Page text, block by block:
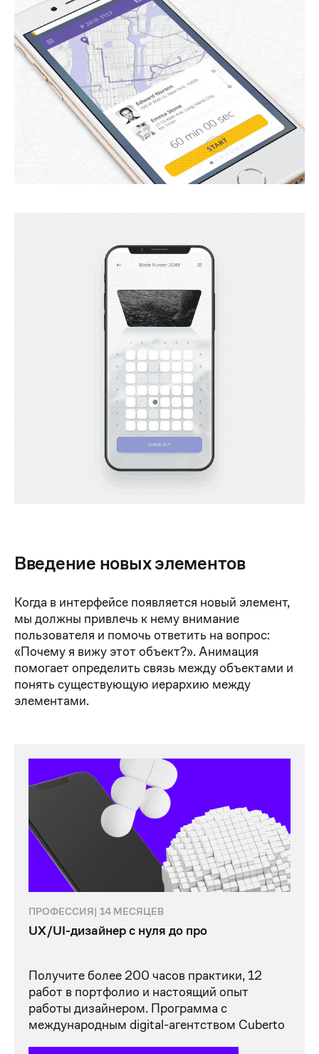
Введение новых элементов
Когда в интерфейсе появляется новый элемент,
мы должны привлечь к нему внимание
пользователя и помочь ответить на вопрос:
«Почему я вижу этот объект?». Анимация
помогает определить связь между объектами и
понять существующую иерархию между
элементами.
ПРОФЕССИЯ| 14 МЕСЯЦЕВ
UX/UI-дизайнер с нуля до про
Получите более 200 часов практики, 12
работ в портфолио и настоящий опыт
работы дизайнером. Программа c
международным digital-агентством Cuberto